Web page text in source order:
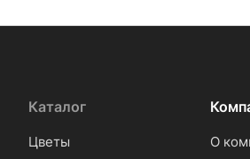
Каталог
Цветы
О